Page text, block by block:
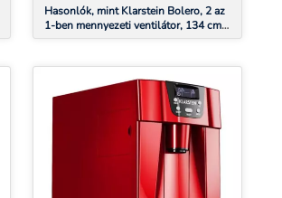
Hasonlók, mint Klarstein Bolero, 2 az
1-ben mennyezeti ventilátor, 134 cm,
lámpa, 55 W, távirányító, fekete